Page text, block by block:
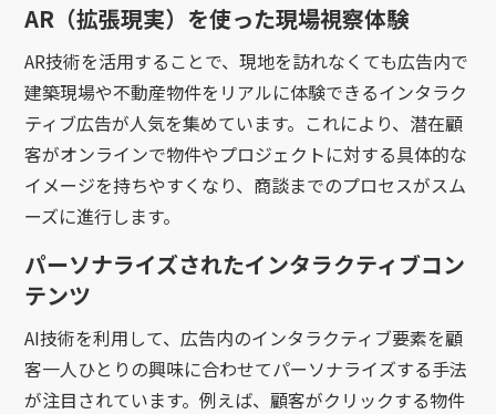
AR（拡張現実）を使った現場視察体験
AR技術を活用することで、現地を訪れなくても広告内で
建築現場や不動産物件をリアルに体験できるインタラク
ティブ広告が人気を集めています。これにより、潜在顧
客がオンラインで物件やプロジェクトに対する具体的な
イメージを持ちやすくなり、商談までのプロセスがスム
ーズに進行します。
パーソナライズされたインタラクティブコン
テンツ
AI技術を利用して、広告内のインタラクティブ要素を顧
客一人ひとりの興味に合わせてパーソナライズする手法
が注目されています。例えば、顧客がクリックする物件